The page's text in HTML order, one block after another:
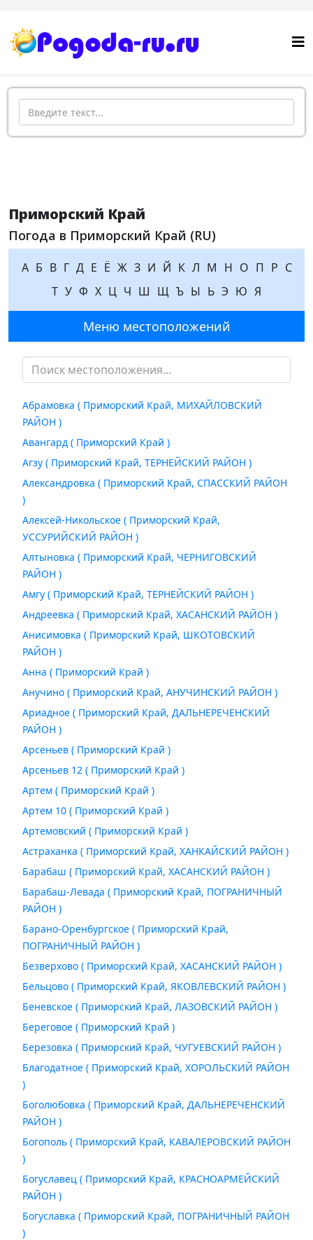
Поиск
Приморский Край
Погода в Приморский Край (RU)
А Б В Г Д Е Ё Ж З И Й К Л М Н О П Р С
Т У Ф Х Ц Ч Ш Щ Ъ Ы Ь Э Ю Я
Меню местоположений
Абрамовка ( Приморский Край, МИХАЙЛОВСКИЙ
РАЙОН )
Авангард ( Приморский Край )
Агзу ( Приморский Край, ТЕРНЕЙСКИЙ РАЙОН )
Александровка ( Приморский Край, СПАССКИЙ РАЙОН
)
Алексей-Никольское ( Приморский Край,
УССУРИЙСКИЙ РАЙОН )
Алтыновка ( Приморский Край, ЧЕРНИГОВСКИЙ
РАЙОН )
Амгу ( Приморский Край, ТЕРНЕЙСКИЙ РАЙОН )
Андреевка ( Приморский Край, ХАСАНСКИЙ РАЙОН )
Анисимовка ( Приморский Край, ШКОТОВСКИЙ
РАЙОН )
Анна ( Приморский Край )
Анучино ( Приморский Край, АНУЧИНСКИЙ РАЙОН )
Ариадное ( Приморский Край, ДАЛЬНЕРЕЧЕНСКИЙ
РАЙОН )
Арсеньев ( Приморский Край )
Арсеньев 12 ( Приморский Край )
Артем ( Приморский Край )
Артем 10 ( Приморский Край )
Артемовский ( Приморский Край )
Астраханка ( Приморский Край, ХАНКАЙСКИЙ РАЙОН )
Барабаш ( Приморский Край, ХАСАНСКИЙ РАЙОН )
Барабаш-Левада ( Приморский Край, ПОГРАНИЧНЫЙ
РАЙОН )
Барано-Оренбургское ( Приморский Край,
ПОГРАНИЧНЫЙ РАЙОН )
Безверхово ( Приморский Край, ХАСАНСКИЙ РАЙОН )
Бельцово ( Приморский Край, ЯКОВЛЕВСКИЙ РАЙОН )
Беневское ( Приморский Край, ЛАЗОВСКИЙ РАЙОН )
Береговое ( Приморский Край )
Березовка ( Приморский Край, ЧУГУЕВСКИЙ РАЙОН )
Благодатное ( Приморский Край, ХОРОЛЬСКИЙ РАЙОН
)
Боголюбовка ( Приморский Край, ДАЛЬНЕРЕЧЕНСКИЙ
РАЙОН )
Богополь ( Приморский Край, КАВАЛЕРОВСКИЙ РАЙОН
)
Богуславец ( Приморский Край, КРАСНОАРМЕЙСКИЙ
РАЙОН )
Богуславка ( Приморский Край, ПОГРАНИЧНЫЙ РАЙОН
)